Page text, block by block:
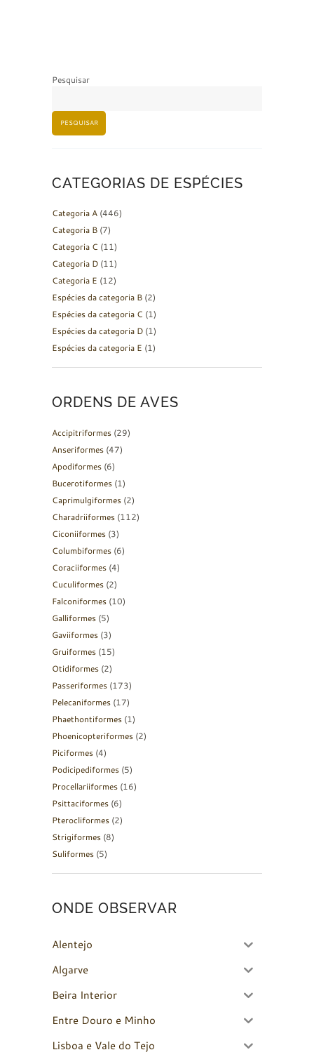
Pesquisar
PESQUISAR
CATEGORIAS DE ESPÉCIES
Categoria A (446)
Categoria B (7)
Categoria C (11)
Categoria D (11)
Categoria E (12)
Espécies da categoria B (2)
Espécies da categoria C (1)
Espécies da categoria D (1)
Espécies da categoria E (1)
ORDENS DE AVES
Accipitriformes (29)
Anseriformes (47)
Apodiformes (6)
Bucerotiformes (1)
Caprimulgiformes (2)
Charadriiformes (112)
Ciconiiformes (3)
Columbiformes (6)
Coraciiformes (4)
Cuculiformes (2)
Falconiformes (10)
Galliformes (5)
Gaviiformes (3)
Gruiformes (15)
Otidiformes (2)
Passeriformes (173)
Pelecaniformes (17)
Phaethontiformes (1)
Phoenicopteriformes (2)
Piciformes (4)
Podicipediformes (5)
Procellariiformes (16)
Psittaciformes (6)
Pterocliformes (2)
Strigiformes (8)
Suliformes (5)
ONDE OBSERVAR
Alentejo
Algarve
Beira Interior
Entre Douro e Minho
Lisboa e Vale do Tejo